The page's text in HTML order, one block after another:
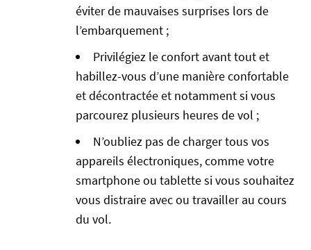
éviter de mauvaises surprises lors de
l’embarquement ;
Privilégiez le confort avant tout et
habillez-vous d’une manière confortable
et décontractée et notamment si vous
parcourez plusieurs heures de vol ;
N’oubliez pas de charger tous vos
appareils électroniques, comme votre
smartphone ou tablette si vous souhaitez
vous distraire avec ou travailler au cours
du vol.